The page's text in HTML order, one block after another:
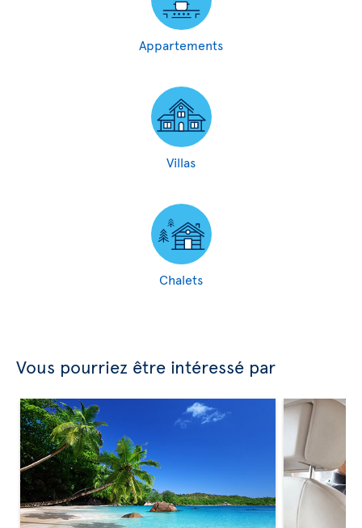
Appartements
Villas
Chalets
Vous pourriez être intéressé par